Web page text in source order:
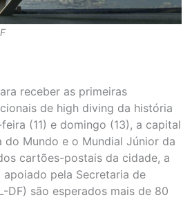
receber as primeiras
de high diving da história
(11) e domingo (13), a capital
do Mundo e o Mundial Júnior da
cartões-postais da cidade, a
apoiado pela Secretaria de
DF) são esperados mais de 80